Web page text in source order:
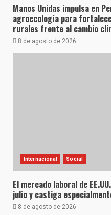
Manos Unidas impulsa en
agroecología para
rurales frente al cambio
8 de agosto de 2026
Internacional Social
El mercado laboral de
julio y castiga
8 de agosto de 2026